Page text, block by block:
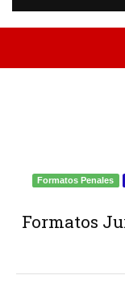
Formatos Penales
Formatos